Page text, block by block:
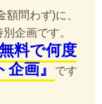
問わず)に、
企画です。
料で何度
画』
です